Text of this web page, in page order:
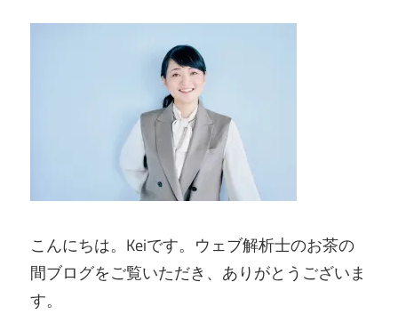
こんにちは。Keiです。ウェブ解析士のお茶の
間ブログをご覧いただき、ありがとうございま
す。